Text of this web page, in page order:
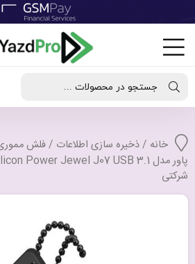
جستجو در محصولات ...
خانه /ذخیره سازی اطلاعات
شرکتی